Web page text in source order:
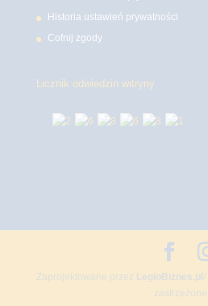
Historia ustawień prywatności
Cofnij zgody
Licznik odwiedzin witryny
Zaprojektowane przez LegioBiznes.pl/
zastrzeżone